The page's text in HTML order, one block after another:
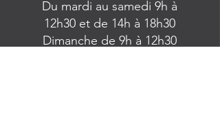
Du mardi au samedi 9h à
12h30 et de 14h à 18h30
Dimanche de 9h à 12h30